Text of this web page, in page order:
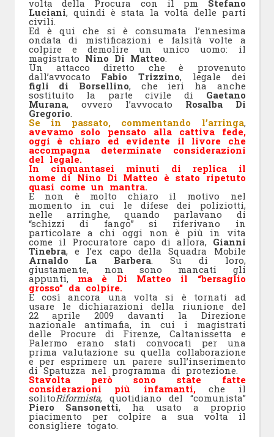
volta della Procura con il pm Stefano
Luciani, quindi è stata la volta delle parti
civili.
Ed è qui che si è consumata l’ennesima
ondata di mistificazioni e falsità volte a
colpire e demolire un unico uomo: il
magistrato Nino Di Matteo.
Un attacco diretto che è provenuto
dall’avvocato Fabio Trizzino, legale dei
figli di Borsellino, che ieri ha anche
sostituito la parte civile di Gaetano
Murana, ovvero l’avvocato Rosalba Di
Gregorio.
Se in passato, commentando l’arringa,
avevamo solo pensato alla cattiva fede,
oggi è chiaro ed evidente il livore che
accompagna determinate considerazioni
del legale.
In cinquantasei minuti di replica il
nome di Nino Di Matteo è stato ripetuto
quasi come un mantra.
E non è molto chiaro il motivo nel
momento in cui le difese dei poliziotti,
nelle arringhe, quando parlavano di
“schizzi di fango” si riferivano in
particolare a chi oggi non è più in vita
come il Procuratore capo di allora, Gianni
Tinebra, e l’ex capo della Squadra Mobile
Arnaldo La Barbera. Su di loro,
giustamente, non sono mancati gli
appunti, ma è Di Matteo il “bersaglio
grosso” da colpire.
E così ancora una volta si è tornati ad
usare le dichiarazioni della riunione del
22 aprile 2009 davanti la Direzione
nazionale antimafia, in cui i magistrati
delle Procure di Firenze, Caltanissetta e
Palermo erano stati convocati per una
prima valutazione su quella collaborazione
e per esprimere un parere sull’inserimento
di Spatuzza nel programma di protezione.
Stavolta però sono state fatte
considerazioni più infamanti,che il
solitoRiformista, quotidiano del “comunista”
Piero Sansonetti, ha usato a proprio
piacimento per colpire a sua volta il
consigliere togato.